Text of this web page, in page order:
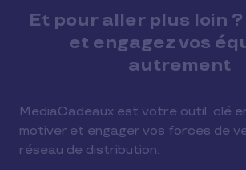
Et pour aller plus loin
et engagez vos
autrement
MediaCadeaux est votre outil clé
motiver et engager vos forces de
réseau de distribution.